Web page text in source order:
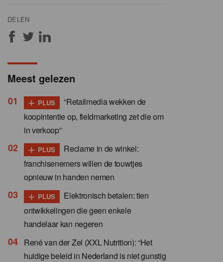
DELEN
Meest gelezen
+ PLUS
“Retailmedia wekken de
koopintentie op, fieldmarketing zet die om
in verkoop”
+ PLUS
Reclame in de winkel:
franchisenemers willen de touwtjes
opnieuw in handen nemen
+ PLUS
Elektronisch betalen: tien
ontwikkelingen die geen enkele
handelaar kan negeren
René van der Zel (XXL Nutrition): “Het
huidige beleid in Nederland is niet gunstig